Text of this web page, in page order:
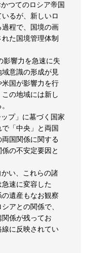
つてのロシア帝国
るが、新しいロ
程で、国境の画
た国境管理体制
影響力を急速に失
意識の形成が見
国が影響力を行
の地域には新し
プ」に墓づく国家
「中央」と両国
国関係に関する
の不安定要因と
い、これらの諸
速に変容した
遺産もなお観察
アとの関係で、
係が残ってお
に反映されてい